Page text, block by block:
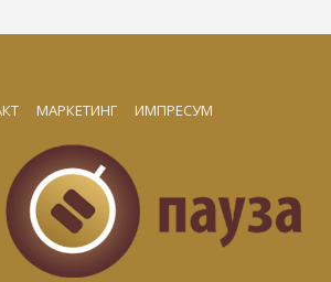
МАРКЕТИНГ ИМПРЕСУМ